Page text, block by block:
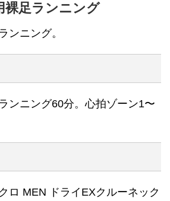
裸足ランニング
ンニング。
ンニング60分。心拍ゾーン1〜
ロ MEN ドライEXクルーネック